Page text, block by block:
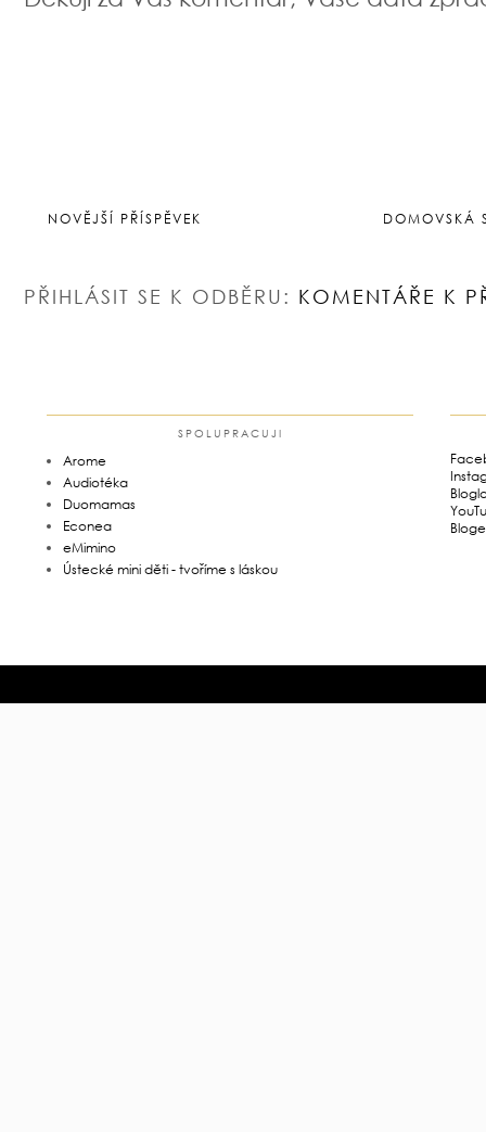
NOVĚJŠÍ PŘÍSPĚVEK DOMOVSKÁ
PŘIHLÁSIT SE K ODBĚRU: KOMENTÁŘE K
SPOLUPRACUJI
Arome
Audiotéka
Duomamas
Econea
eMimino
Ústecké mini děti - tvoříme s láskou